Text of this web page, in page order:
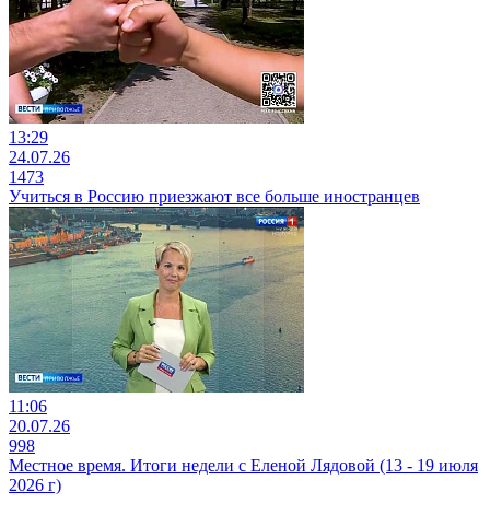
13:29
24.07.26
1473
Учиться в Россию приезжают все больше иностранцев
11:06
20.07.26
998
Местное время. Итоги недели с Еленой Лядовой (13 - 19 июля
2026 г)